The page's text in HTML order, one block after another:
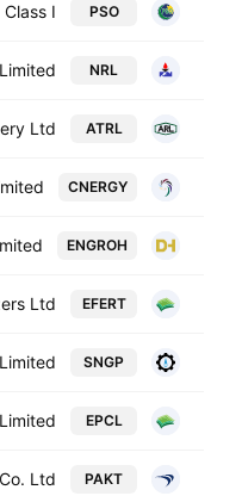
PSO
I
NRL
ATRL
Ltd
CNERGY
ENGROH
EFERT
Ltd.
SNGP
EPCL
PAKT
Ltd.